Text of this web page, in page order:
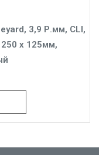
3,9 Р.мм, CLI,
x 125мм,